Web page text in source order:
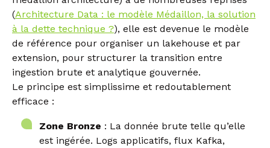
(Architecture Data : le modèle Médaillon, la solution
à la dette technique ?), elle est devenue le modèle
de référence pour organiser un lakehouse et par
extension, pour structurer la transition entre
ingestion brute et analytique gouvernée.
Le principe est simplissime et redoutablement
efficace :
Zone Bronze : La donnée brute telle qu’elle
est ingérée. Logs applicatifs, flux Kafka,